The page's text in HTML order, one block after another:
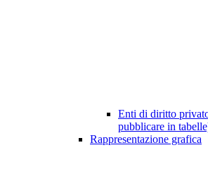
Enti di diritto
pubblicare in
Rappresentazione grafica